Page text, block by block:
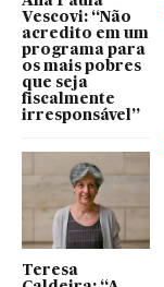
Vescovi: “Não
acredito em um
programa para
os mais pobres
que seja
fiscalmente
irresponsável”
Teresa